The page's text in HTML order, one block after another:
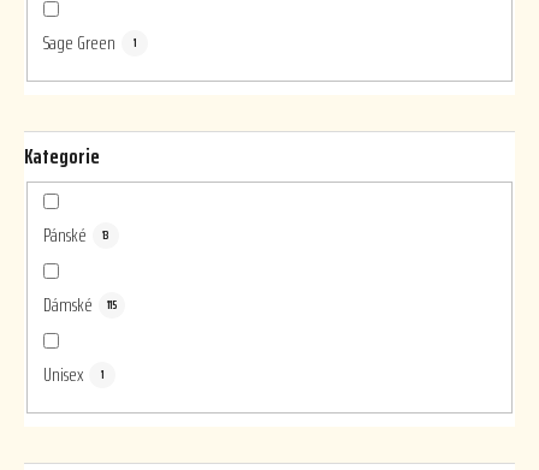
Sage Green 1
Kategorie
Pánské 13
Dámské 115
Unisex 1